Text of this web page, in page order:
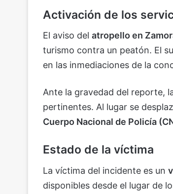
Activación de los
El aviso del atropello en
turismo contra un peatón. El
en las inmediaciones de la
Ante la gravedad del reporte,
pertinentes. Al lugar se
Cuerpo Nacional de Policía
Estado de la víctima
La víctima del incidente es un
disponibles desde el lugar de